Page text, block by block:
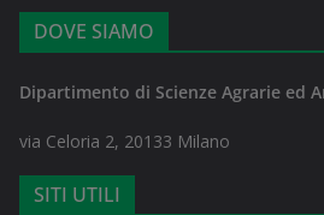
DOVE SIAMO
Dipartimento di Scienze Agrarie ed
via Celoria 2, 20133 Milano
SITI UTILI